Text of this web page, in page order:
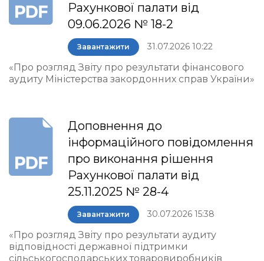
Рахункової палати від
09.06.2026 № 18-2
Завантажити 31.07.2026 10:22
«Про розгляд Звіту про результати фінансового
аудиту Міністерства закордонних справ України»
Доповнення до
інформаційного повідомлення
про виконання рішення
Рахункової палати від
25.11.2025 № 28-4
Завантажити 30.07.2026 15:38
«Про розгляд Звіту про результати аудиту
відповідності державної підтримки
сільськогосподарських товаровиробників